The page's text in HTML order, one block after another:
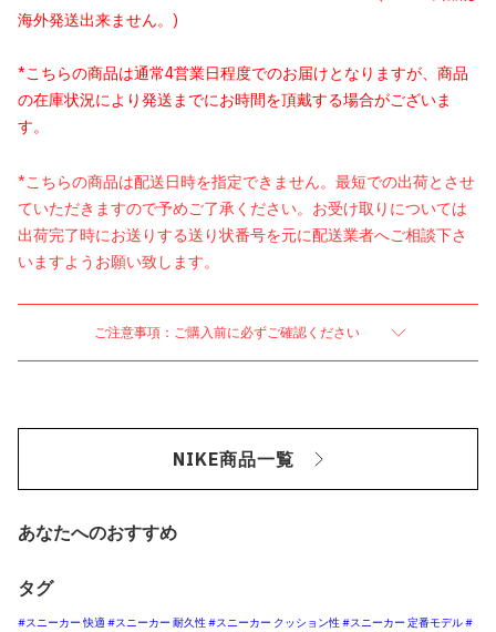
海外発送出来ません。)
*こちらの商品は通常4営業日程度でのお届けとなりますが、商品
の在庫状況により発送までにお時間を頂戴する場合がございま
す。
*こちらの商品は配送日時を指定できません。最短での出荷とさせ
ていただきますので予めご了承ください。お受け取りについては
出荷完了時にお送りする送り状番号を元に配送業者へご相談下さ
いますようお願い致します。
ご注意事項：ご購入前に必ずご確認ください
NIKE商品一覧
あなたへのおすすめ
タグ
#スニーカー 快適 #スニーカー 耐久性#スニーカー クッション性#スニーカー 定番モデル#